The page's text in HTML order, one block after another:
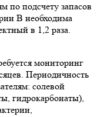
по подсчету запасов
B необходима
в 1,2 раза.
мониторинг
Периодичность
солевой
гидрокарбонаты),